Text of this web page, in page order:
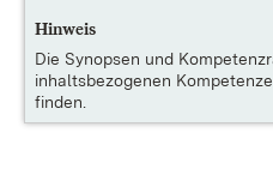
Hinweis
Die Synopsen und
inhaltsbezogenen
finden.